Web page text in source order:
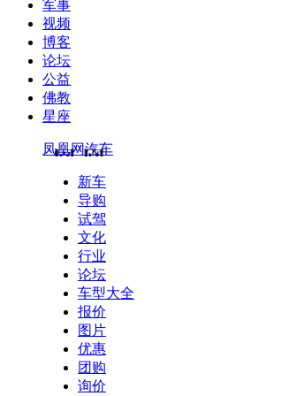
军事
视频
博客
论坛
公益
佛教
星座
凤凰网汽车
新车
导购
试驾
文化
行业
论坛
车型大全
报价
图片
优惠
团购
询价